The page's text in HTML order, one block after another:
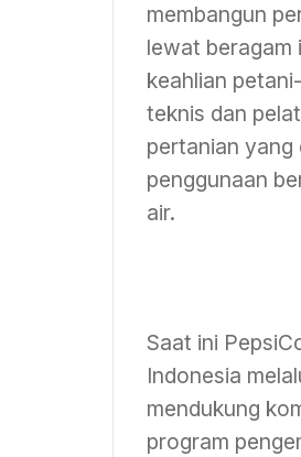
membangun
lewat beragam
keahlian
teknis dan
pertanian yang
penggunaan
air.
Saat ini
Indonesia
mendukung
program